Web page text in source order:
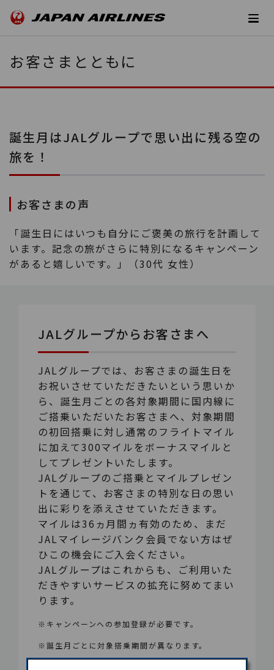
お客さまとともに
誕生月はJALグループで思い出に残る空の
旅を！
お客さまの声
「誕生日にはいつも自分にご褒美の旅行を計画して
います。記念の旅がさらに特別になるキャンペーン
があると嬉しいです。」（30代 女性）
JALグループからお客さまへ
JALグループでは、お客さまの誕生日を
お祝いさせていただきたいという思いか
ら、誕生月ごとの各対象期間に国内線に
ご搭乗いただいたお客さまへ、対象期間
の初回搭乗に対し通常のフライトマイル
に加えて300マイルをボーナスマイルと
してプレゼントいたします。
JALグループのご搭乗とマイルプレゼン
トを通じて、お客さまの特別な日の思い
出に彩りを添えさせていただきます。
マイルは36ヵ月間ヵ有効のため、まだ
JALマイレージバンク会員でない方はぜ
ひこの機会にご入会ください。
JALグループはこれからも、ご利用いた
だきやすいサービスの拡充に努めてまい
ります。
※キャンペーンへの参加登録が必要です。
※誕生月ごとに対象搭乗期間が異なります。